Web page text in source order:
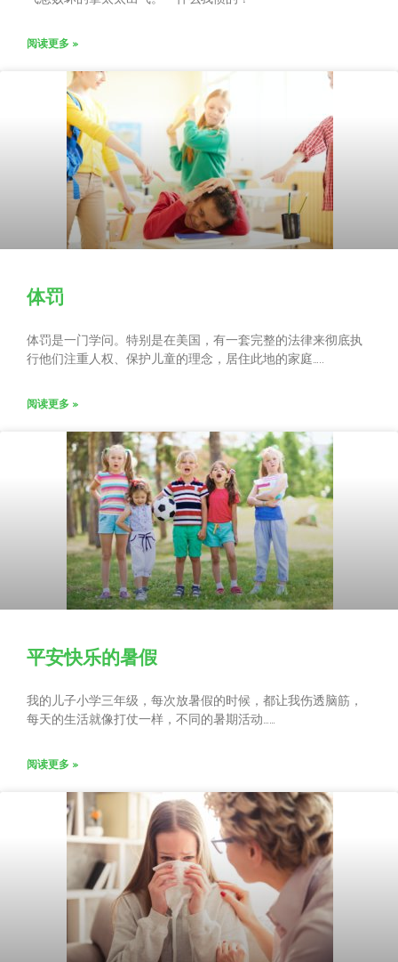
阅读更多 »
体罚
体罚是一门学问。特别是在美国，有一套完整的法律来彻底执
行他们注重人权、保护儿童的理念，居住此地的家庭…..
阅读更多 »
平安快乐的暑假
我的儿子小学三年级，每次放暑假的时候，都让我伤透脑筋，
每天的生活就像打仗一样，不同的暑期活动……
阅读更多 »